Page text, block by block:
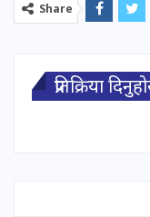
Share
प्रतिक्रिया